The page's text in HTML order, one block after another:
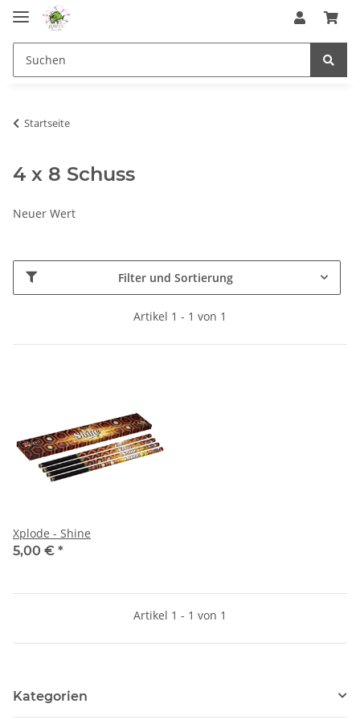
Startseite
4 x 8 Schuss
Neuer Wert
Filter und Sortierung
Artikel 1 - 1 von 1
Xplode - Shine
5,00 € *
Artikel 1 - 1 von 1
Kategorien